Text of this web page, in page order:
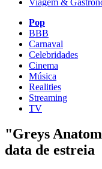
Viagem &
Pop
BBB
Carnaval
Celebridades
Cinema
Música
Realities
Streaming
TV
"Greys
data de estreia